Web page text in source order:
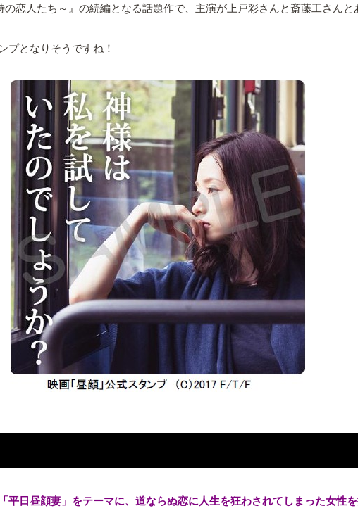
恋人たち～』の続編となる話題作で、主演が上戸彩さんと斎藤工さんと
プとなりそうですね！
日昼顔妻」をテーマに、道ならぬ恋に人生を狂わされてしまった女性を